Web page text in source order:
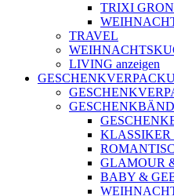
TRIXI
TRAVEL
LIVING anzeigen
GLAMOUR
BABY &